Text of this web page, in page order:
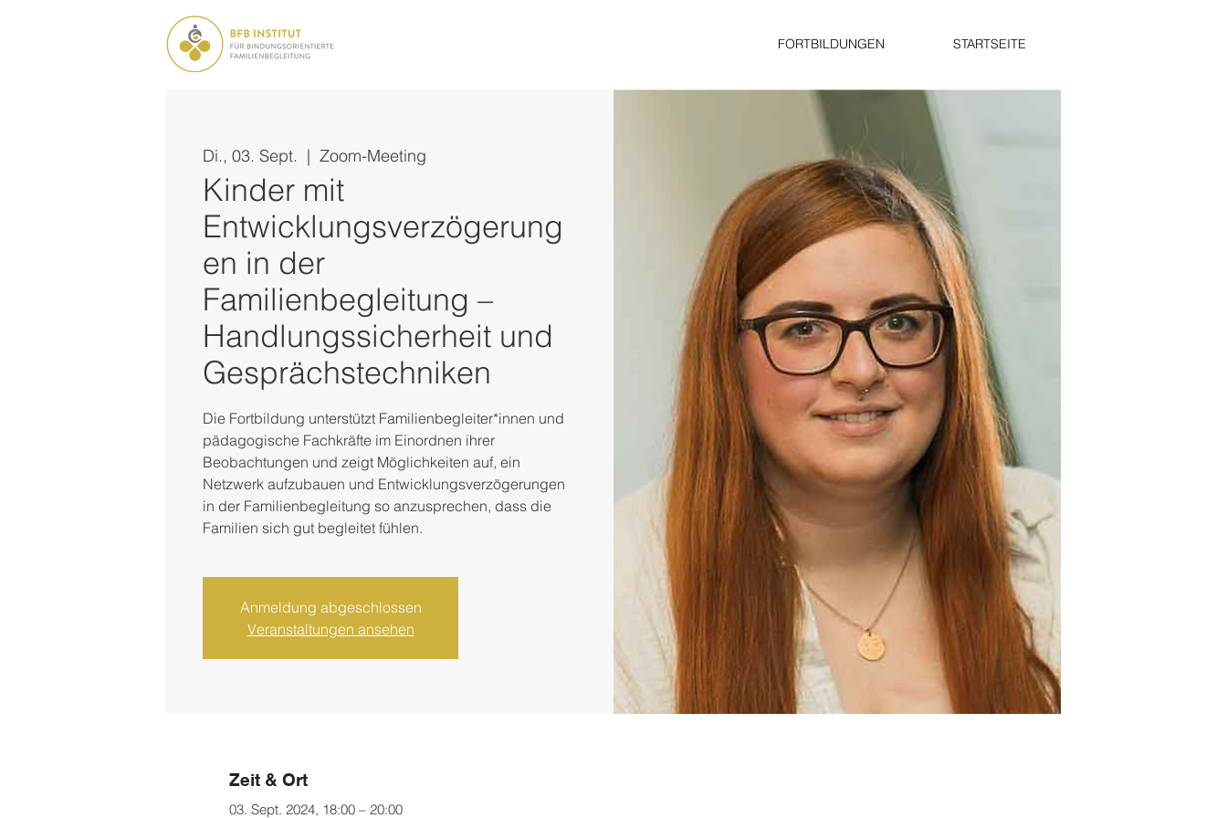
FORTBILDUNGEN STARTSEITE
Di., 03. Sept.
  |
Zoom-Meeting
Kinder mit
Entwicklungsverzögerung
en in der
Familienbegleitung –
Handlungssicherheit und
Gesprächstechniken
Die Fortbildung unterstützt Familienbegleiter*innen und
pädagogische Fachkräfte im Einordnen ihrer
Beobachtungen und zeigt Möglichkeiten auf, ein
Netzwerk aufzubauen und Entwicklungsverzögerungen
in der Familienbegleitung so anzusprechen, dass die
Familien sich gut begleitet fühlen.
Anmeldung abgeschlossen
Veranstaltungen ansehen
Zeit & Ort
03. Sept. 2024, 18:00 – 20:00